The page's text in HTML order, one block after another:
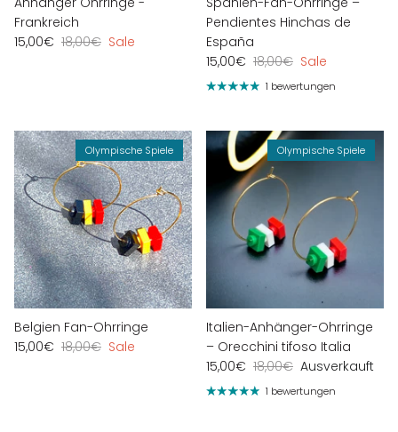
Frankreich
15,00€ 18,00€ Sale
Pendientes Hinchas de
España
15,00€ 18,00€ Sale
1 bewertungen
Olympische Spiele
Belgien Fan-Ohrringe
15,00€ 18,00€ Sale
Olympische Spiele
Italien-Anhänger-Ohrringe
– Orecchini tifoso Italia
15,00€ 18,00€ Ausverkauft
1 bewertungen